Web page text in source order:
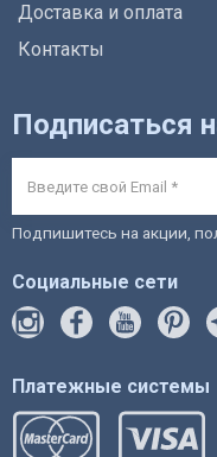
Доставка и оплата
Контакты
Подписаться
Подпишитесь на акции,
Социальные сети
Платежные системы